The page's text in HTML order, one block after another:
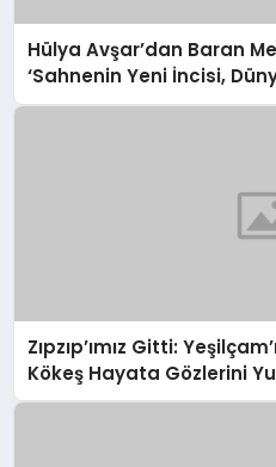
Hülya Avşar’dan Baran
‘Sahnenin Yeni İncisi,
Zıpzıp’ımız Gitti:
Kökeş Hayata Gözlerini